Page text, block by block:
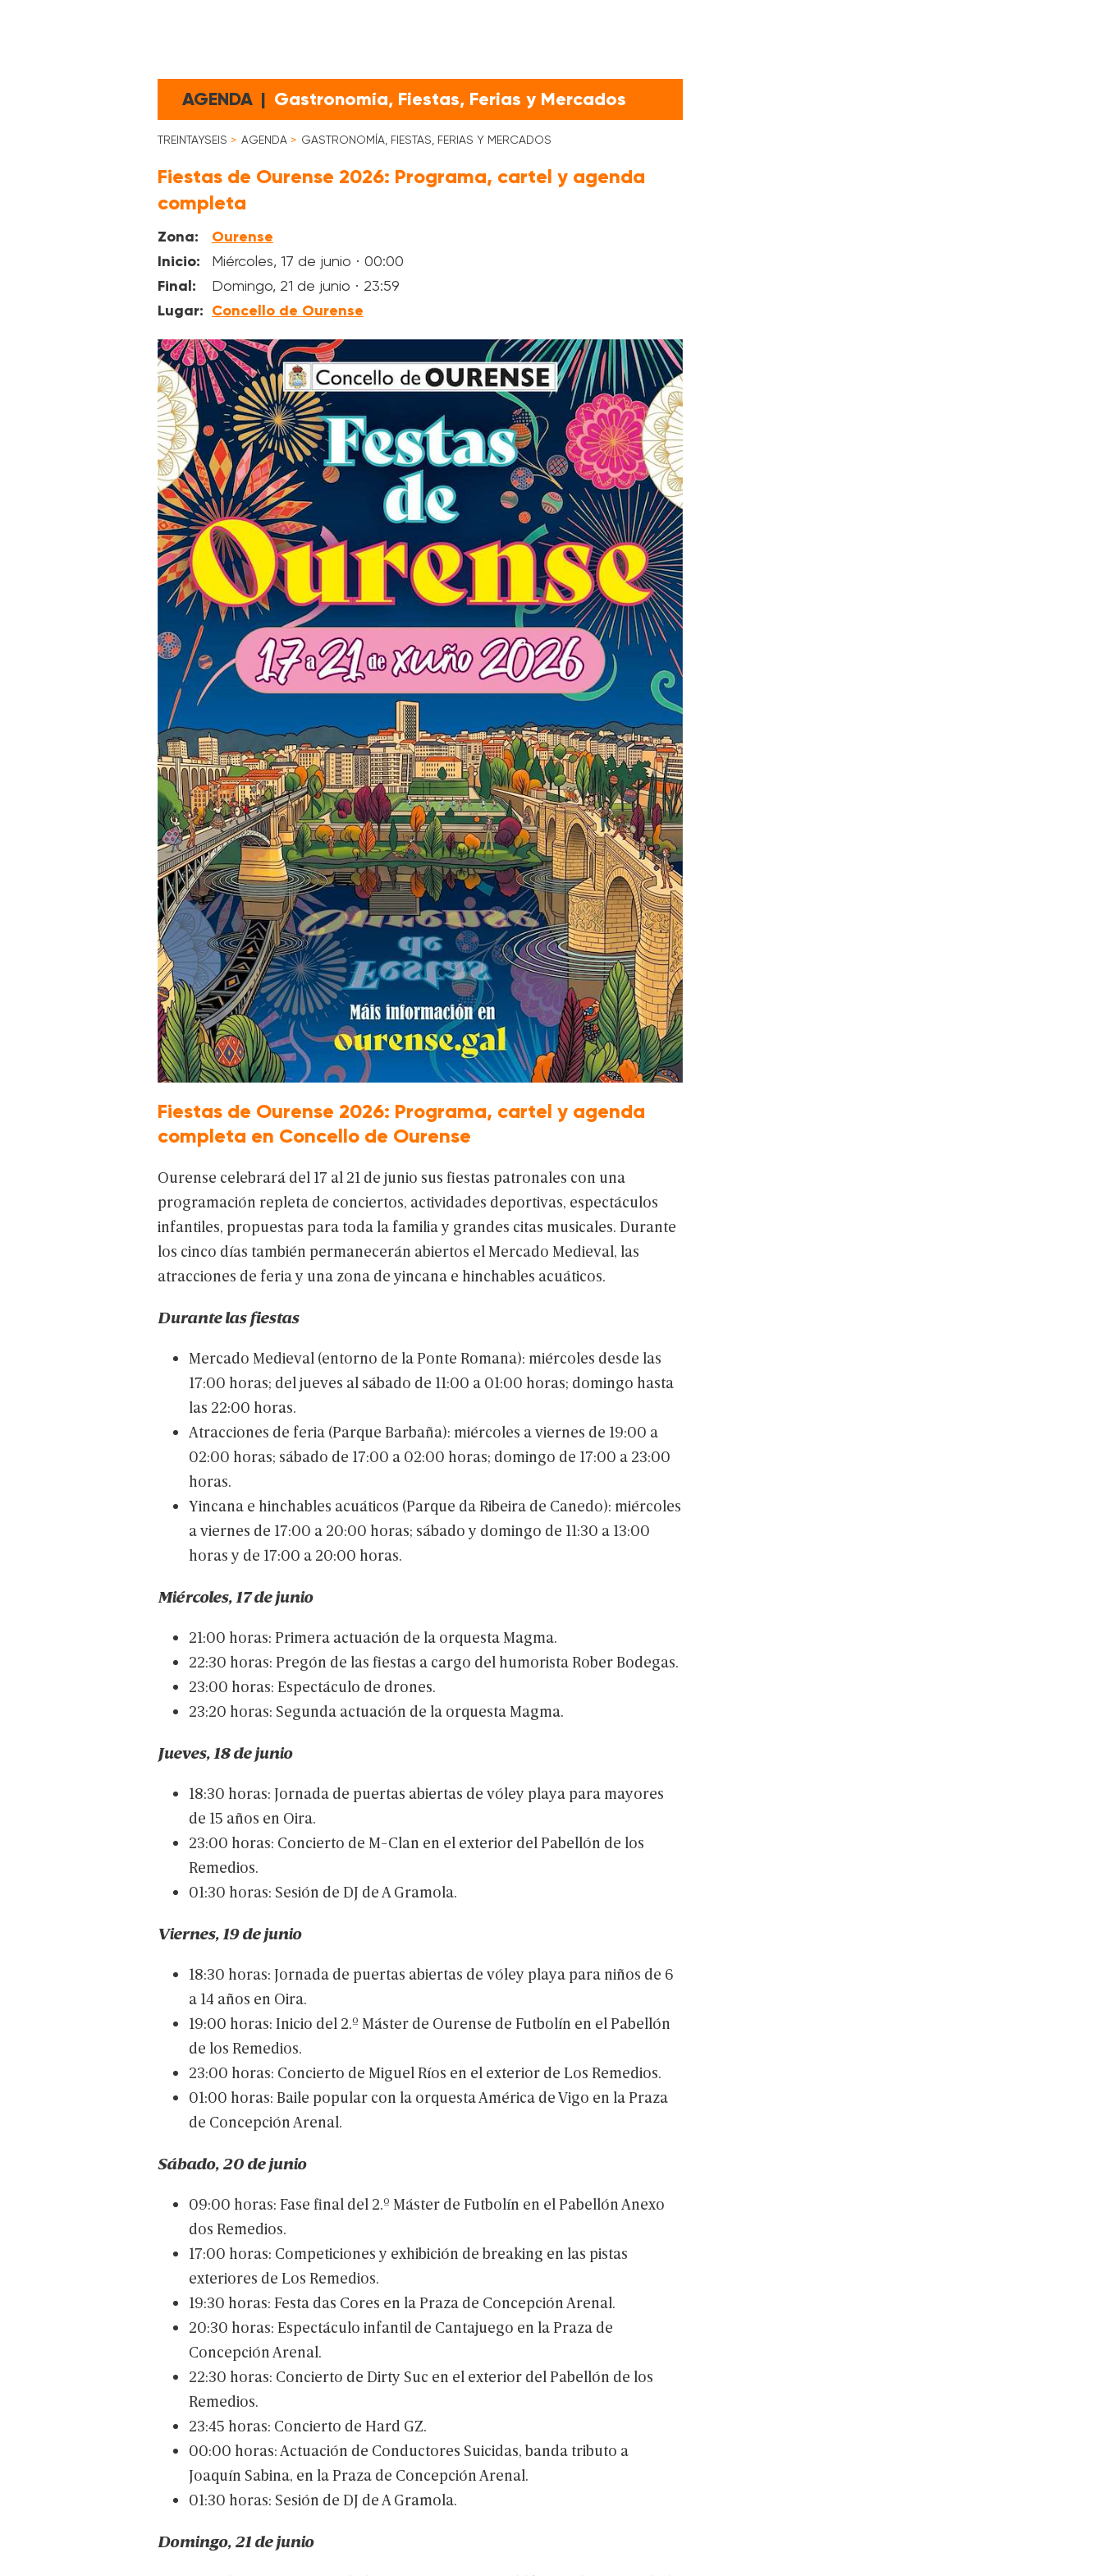
AGENDA | Gastronomía, Fiestas, Ferias y Mercados
TREINTAYSEIS AGENDA GASTRONOMÍA, FIESTAS, FERIAS Y MERCADOS
Fiestas de Ourense 2026: Programa, cartel y agenda
completa
Zona:
Ourense
Inicio:
Miércoles, 17 de junio · 00:00
Final: Domingo, 21 de junio · 23:59
Lugar: Concello de Ourense
Fiestas de Ourense 2026: Programa, cartel y agenda
completa en Concello de Ourense
Ourense celebrará del 17 al 21 de junio sus fiestas patronales con una
programación repleta de conciertos, actividades deportivas, espectáculos
infantiles, propuestas para toda la familiay grandes citas musicales. Durante
los cinco días también permanecerán abiertos el Mercado Medieval, las
atracciones de feriay una zona de yincana e hinchables acuáticos.
Durantelasfiestas
Mercado Medieval (entorno de laPonte Romana): miércoles desde las
17:00 horas; del jueves al sábado de 11:00 a 01:00 horas; domingo hasta
las 22:00 horas.
Atracciones de feria (Parque Barbaña): miércoles aviernes de 19:00 a
02:00 horas; sábado de 17:00 a 02:00 horas; domingo de 17:00 a 23:00
horas.
Yincana e hinchables acuáticos (Parque daRibeira de Canedo): miércoles
aviernes de 17:00 a 20:00 horas; sábado y domingo de 11:30 a 13:00
horas y de 17:00 a 20:00 horas.
Miércoles, 17dejunio
21:00 horas: Primera actuación de la orquesta Magma.
22:30 horas: Pregón de las fiestas a cargo del humoristaRoberBodegas.
23:00 horas: Espectáculo de drones.
23:20 horas: Segunda actuación de la orquesta Magma.
Jueves, 18dejunio
18:30 horas: Jornada de puertas abiertas de vóley playa para mayores
de 15 años en Oira.
23:00 horas: Concierto de M-Clan en el exterior del Pabellón de los
Remedios.
01:30 horas: Sesión de DJ de A Gramola.
Viernes, 19dejunio
18:30 horas: Jornada de puertas abiertas de vóley playa para niños de 6
a 14 años en Oira.
19:00 horas: Inicio del 2.º Máster de Ourense de Futbolín en el Pabellón
de los Remedios.
23:00 horas: Concierto de Miguel Ríos en el exterior de Los Remedios.
01:00 horas: Baile popular con la orquestaAmérica deVigo en laPraza
de Concepción Arenal.
Sábado, 20 dejunio
09:00 horas: Fase final del 2.º Máster de Futbolín en el Pabellón Anexo
dos Remedios.
17:00 horas: Competiciones y exhibición de breaking en las pistas
exteriores de Los Remedios.
19:30 horas: Festa das Cores en laPraza de Concepción Arenal.
20:30 horas: Espectáculo infantil de Cantajuego en laPraza de
Concepción Arenal.
22:30 horas: Concierto de Dirty Suc en el exterior del Pabellón de los
Remedios.
23:45 horas: Concierto de Hard GZ.
00:00 horas: Actuación de Conductores Suicidas, banda tributo a
Joaquín Sabina, en laPraza de Concepción Arenal.
01:30 horas: Sesión de DJ de A Gramola.
Domingo, 21 dejunio